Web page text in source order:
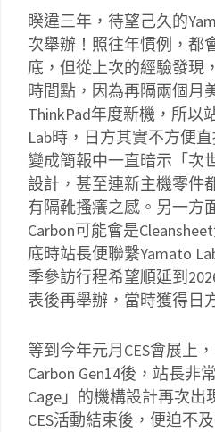
睽違三年，待望己久的
次舉辦！照往年慣例，都
底，但從上次的經驗發現
時間點，因為再隔兩個月
ThinkPad年度新機，所以
Lab時，日方其實不方便
變成簡報中一直暗示「次
設計，甚至連新主機零件
有隔靴搔癢之感。另一方
Carbon可能會是
底時站長便聯繫Yamato
季參訪行程希望順延到
表後再舉辦，當時獲得日
等到今年元月CES會展上
Carbon Gen14後，站長非
Cage」的機構設計再次出
CES活動結束後，便迫不